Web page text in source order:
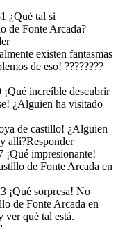
¿Qué tal si
de Fonte Arcada?
existen fantasmas
de eso! ????????
increíble descubrir
¿Alguien ha visitado
de castillo! ¿Alguien
allí?Responder
¡Qué impresionante!
de Fonte Arcada en
¡Qué sorpresa! No
de Fonte Arcada en
ver qué tal está.